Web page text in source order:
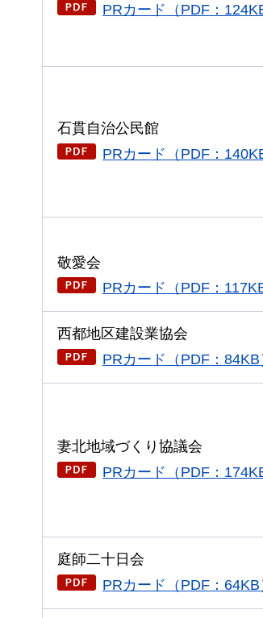
PRカード（PDF：
石貫自治公民館
PRカード（PDF：
敬愛会
PRカード（PDF：117KB
西都地区建設業協会
PRカード（PDF：84KB
妻北地域づくり協議会
PRカード（PDF：
庭師二十日会
PRカード（PDF：64KB